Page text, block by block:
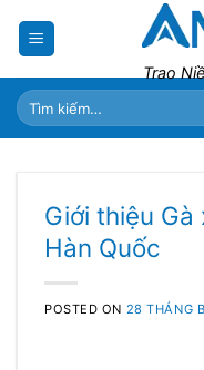
Trao
Tìm
kiếm:
Giới thiệu
Hàn Quốc
POSTED ON 28 THÁNG